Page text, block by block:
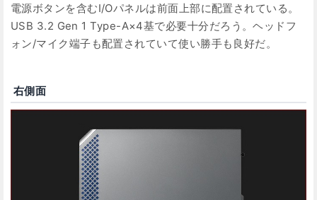
電源ボタンを含むI/Oパネルは前面上部に配置されている。
USB 3.2 Gen 1 Type-A×4基で必要十分だろう。ヘッドフ
ォン/マイク端子も配置されていて使い勝手も良好だ。
右側面